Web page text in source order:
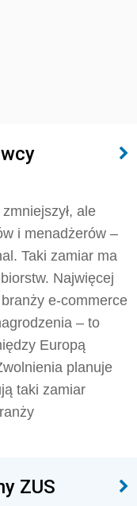
ale
i menadżerów –
Taki zamiar ma
Najwięcej
e-commerce
– to
Europą
planuje
taki zamiar
ZUS